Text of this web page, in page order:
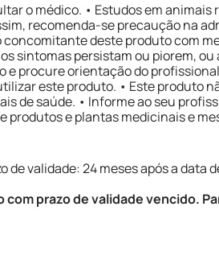
o médico. • Estudos em animais
recomenda-se precaução na
deste produto com
sintomas persistam ou piorem,
procure orientação do
este produto. • Este produto
de saúde. • Informe ao seu
e plantas medicinais e
validade: 24 meses após a data
prazo de validade vencido.